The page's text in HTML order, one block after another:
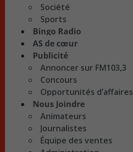
Société
Sports
Bingo Radio
AS de cœur
Publicité
Annoncer sur FM103,3
Concours
Opportunités d’affaires
Nous Joindre
Animateurs
Journalistes
Équipe des ventes